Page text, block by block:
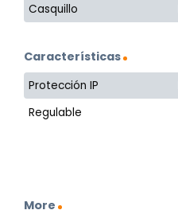
Casquillo
Características
Protección IP
Regulable
More